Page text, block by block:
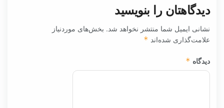
دیدگاهتان را بنویسید
نشانی ایمیل شما منتشر نخواهد شد. بخش‌های موردنیاز
علامت‌گذاری شده‌اند *
دیدگاه *